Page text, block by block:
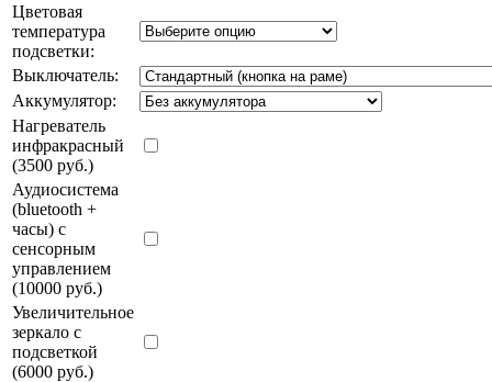
Цветовая
температура
подсветки:
Выключатель:
Аккумулятор:
Нагреватель
инфракрасный
(3500 руб.)
Аудиосистема
(bluetooth +
часы) с
сенсорным
управлением
(10000 руб.)
Увеличительное
зеркало с
подсветкой
(6000 руб.)